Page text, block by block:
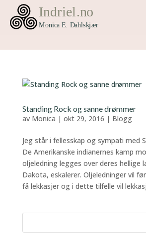
Standing Rock og sanne drømmer
av Monica | okt 29, 2016 | Blogg
Jeg står i fellesskap og sympati med
De Amerikanske indianernes kamp
oljeledning legges over deres hellige
Dakota, eskalerer. Oljeledninger vil
få lekkasjer og i dette tilfelle vil